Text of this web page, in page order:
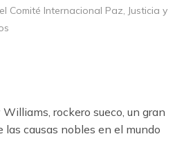
Comité Internacional Paz, Justicia y